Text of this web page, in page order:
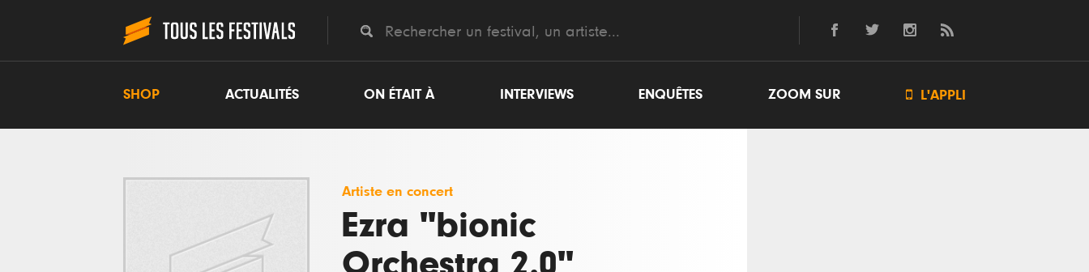
SHOP ACTUALITÉS ON ÉTAIT À INTERVIEWS ENQUÊTES ZOOM SUR  L'APPLI
Artiste en concert
Ezra "bionic
Orchestra 2.0"